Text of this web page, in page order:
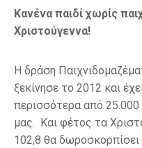
Κανένα παιδί χωρίς
Χριστούγεννα!
Η δράση
ξεκίνησε το 2012 και
περισσότερα από 25.000
μας. Και φέτος τα
102,8 θα